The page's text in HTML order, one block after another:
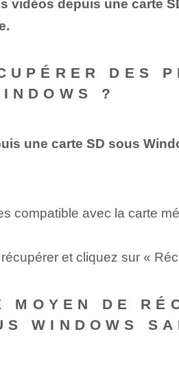
vidéos depuis une carte
DES
?
une carte SD sous
compatible avec la carte
et cliquez sur «
DE
WINDOWS